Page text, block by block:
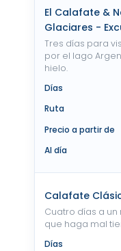
El Calafate &
Glaciares -
Tres días para
por el lago
hielo.
Días
Ruta
Precio a partir de
Al día
Calafate
Cuatro días a
que haga mal
Días